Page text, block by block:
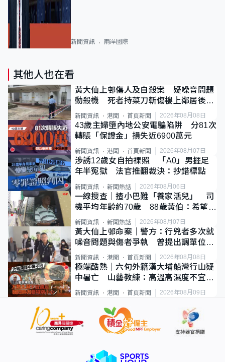
新聞資訊 兩岸國際
其他人也在看
黃大仙上邨傷人及自殺案 疑噪音問題
動殺機 死者持菜刀斬傷樓上鄰居後墮
斃
新聞資訊 港聞 首頁新聞 2026年08月08日
43歲主婦墮內地公安電騙陷阱 分81次
轉賬「保證金」損失近6900萬元
新聞資訊 港聞 首頁新聞 2026年08月07日
涉誘12歲女自拍祼照 「A0」男捱足
年半冤獄 法官推翻裁決：抄錯標點
新聞資訊 新聞熱話 2026年08月06日
一線搜查｜揸小巴難「養家活兒」 司
機平均年齡約70歲 88歲黃伯：希望一
直揸落去
新聞資訊 新聞熱話 2026年08月07日
黃大仙上邨命案｜警方：行兇者多次就
噪音問題與傷者爭執 曾提出調單位已
獲批
新聞資訊 港聞 首頁新聞 2026年08月08日
極端酷熱｜六旬外籍漢大埔船灣行山疑
中暑亡 山藝教練：高溫高濕度不宜遠
足
新聞資訊 港聞 首頁新聞 2026年08月09日